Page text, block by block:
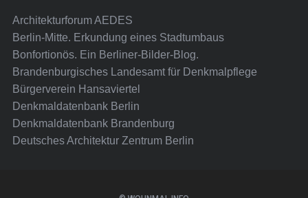
Architekturforum AEDES
Berlin-Mitte. Erkundung eines Stadtumbaus
Bonfortionös. Ein Berliner-Bilder-Blog.
Brandenburgisches Landesamt für Denkmalpflege
Bürgerverein Hansaviertel
Denkmaldatenbank Berlin
Denkmaldatenbank Brandenburg
Deutsches Architektur Zentrum Berlin